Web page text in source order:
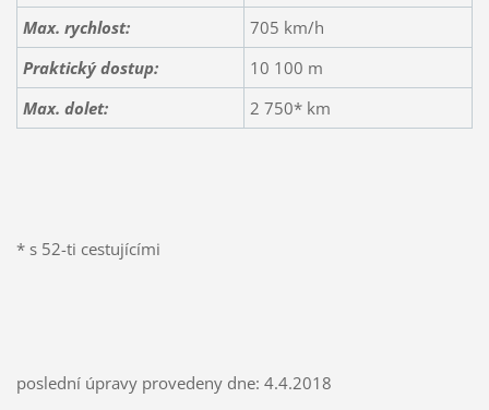
Max. rychlost:
705 km/h
Praktický dostup:
10 100 m
Max. dolet:
2 750* km
* s 52-ti cestujícími
poslední úpravy provedeny dne: 4.4.2018